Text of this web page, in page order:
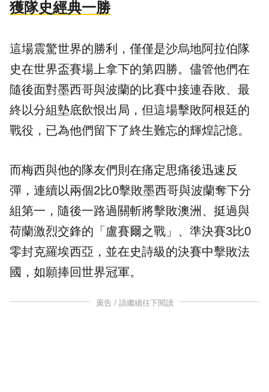
獲隊史經典一勝
這場震驚世界的勝利，僅僅是沙烏地阿拉伯隊
史在世界盃賽場上拿下的第四勝。儘管他們在
隨後面對墨西哥與波蘭的比賽中接連吞敗、最
終以分組墊底飲恨出局，但這場擊敗阿根廷的
戰役，已為他們留下了終生難忘的輝煌記憶。
而梅西與他的隊友們則在痛定思痛後迅速反
彈，連續以兩個2比0擊敗墨西哥與波蘭奪下分
組第一，隨後一路過關斬將擊敗澳洲、挺過與
荷蘭激烈交鋒的「盧賽爾之戰」、準決賽3比0
零封克羅埃西亞，並在史詩級的決賽中擊敗法
國，如願捧回世界冠軍。
廣告 / 請繼續往下閱讀